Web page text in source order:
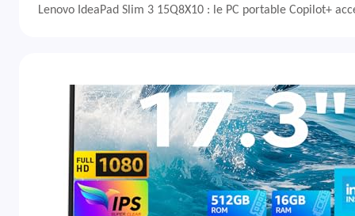
Lenovo IdeaPad Slim 3 15Q8X10 : le PC portable Copilot+